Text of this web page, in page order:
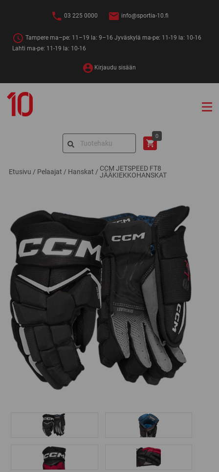
03 225 0000 info@sportia-10.fi
Tampere ma–pe: 11–19 la: 9–16 Jyväskylä ma-pe: 11-19 la: 10-16
Lahti ma-pe: 11-19 la: 10-16
Kirjaudu sisään
10
Search
0
Etusivu / Pelaajat / Hanskat / CCM JETSPEED FT8
JÄÄKIEKKOHANSKAT